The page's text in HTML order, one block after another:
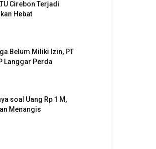
Cirebon Terjadi
Hebat
Belum Miliki Izin, PT
Langgar Perda
soal Uang Rp 1 M,
Menangis